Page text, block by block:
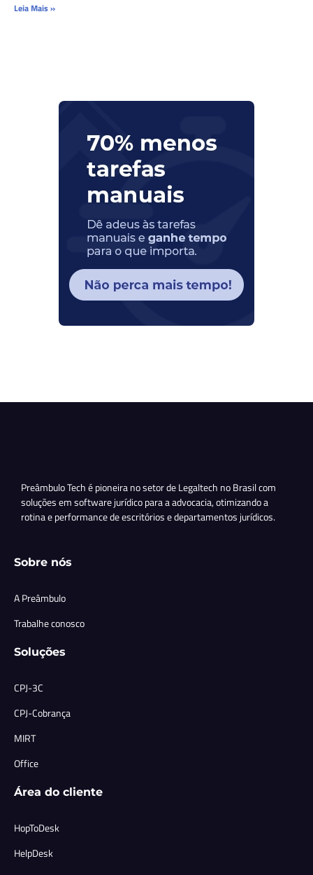
Leia Mais »
Preâmbulo Tech é pioneira no setor de Legaltech no Brasil com
soluções em software jurídico para a advocacia, otimizando a
rotina e performance de escritórios e departamentos jurídicos.
Sobre nós
A Preâmbulo
Trabalhe conosco
Soluções
CPJ-3C
CPJ-Cobrança
MIRT
Office
Área do cliente
HopToDesk
HelpDesk